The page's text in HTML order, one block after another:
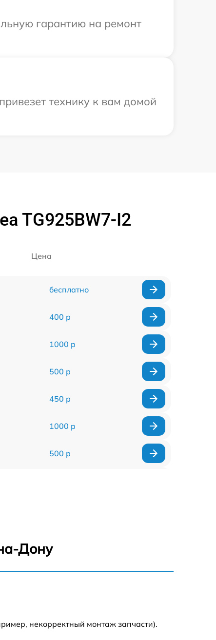
гарантию на ремонт
технику к вам домой
TG925BW7-I2
Цена
бесплатно
400 р
1000 р
500 р
450 р
1000 р
500 р
Дону
некорректный монтаж запчасти).